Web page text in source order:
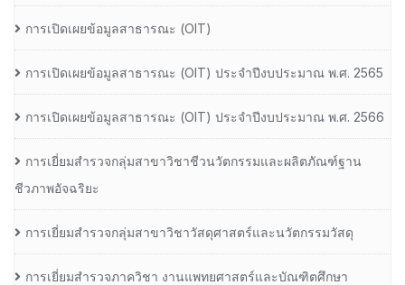
การเปิดเผยข้อมูลสาธารณะ (OIT)
การเปิดเผยข้อมูลสาธารณะ (OIT) ประจำปีงบประมาณ พ.ศ. 2565
การเปิดเผยข้อมูลสาธารณะ (OIT) ประจำปีงบประมาณ พ.ศ. 2566
การเยี่ยมสำรวจกลุ่มสาขาวิชาชีวนวัตกรรมและผลิตภัณฑ์ฐาน
ชีวภาพอัจฉริยะ
การเยี่ยมสำรวจกลุ่มสาขาวิชาวัสดุศาสตร์และนวัตกรรมวัสดุ
การเยี่ยมสำรวจภาควิชา งานแพทยศาสตร์และบัณฑิตศึกษา